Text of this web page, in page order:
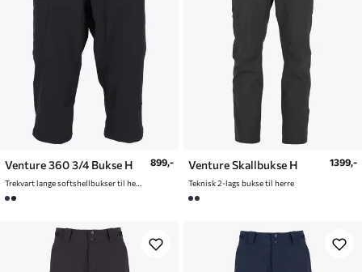
Venture 360 3/4 Bukse H
Trekvart lange softshellbukser til herre
899,- Venture Skallbukse H
Teknisk 2-lags bukse til herre
1399,-